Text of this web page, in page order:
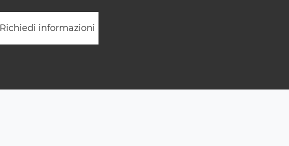
Richiedi informazioni